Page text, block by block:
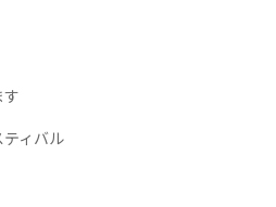
す
ィバル